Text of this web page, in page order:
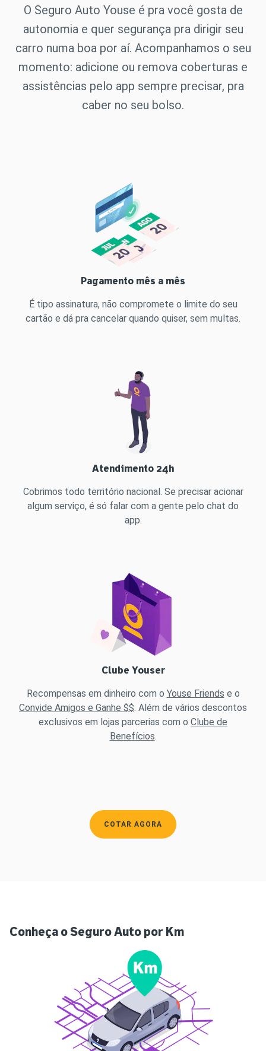
O Seguro Auto Youse é pra você gosta de
autonomia e quer segurança pra dirigir seu
carro numa boa por aí. Acompanhamos o seu
momento: adicione ou remova coberturas e
assistências pelo app sempre precisar, pra
caber no seu bolso.
Pagamento mês a mês
É tipo assinatura, não compromete o limite do seu
cartão e dá pra cancelar quando quiser, sem multas.
Atendimento 24h
Cobrimos todo território nacional. Se precisar acionar
algum serviço, é só falar com a gente pelo chat do
app.
Clube Youser
Recompensas em dinheiro com o Youse Friends e o
Convide Amigos e Ganhe $$. Além de vários descontos
exclusivos em lojas parcerias com o Clube de
Benefícios.
COTAR AGORA
Conheça o Seguro Auto por Km